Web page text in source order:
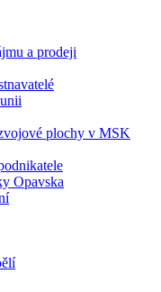
a prodeji
plochy v MSK
Opavska